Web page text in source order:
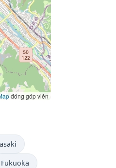
đóng góp viên
Fukuoka